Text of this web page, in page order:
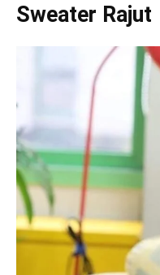
Sweater Rajut